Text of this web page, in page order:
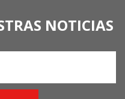
NOTICIAS